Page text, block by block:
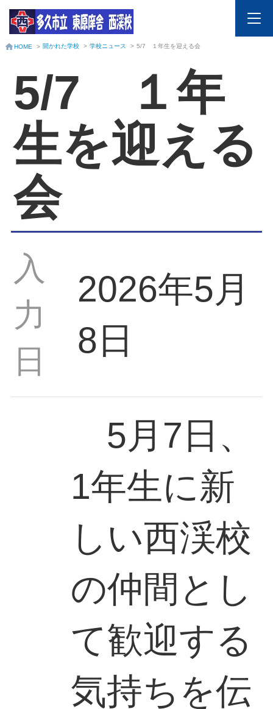
HOME > 開かれた学校 > 学校ニュース > 5/7 １年生を迎える会
5/7 １年
生を迎える
会
入
力
日
2026年5月
8日
5月7日、
1年生に新
しい西渓校
の仲間とし
て歓迎する
気持ちを伝